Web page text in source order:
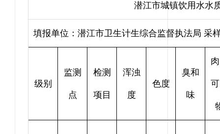
潜江市城镇饮用水水
填报单位：潜江市卫生计生综合监督执法局 采
级别
监测
点
检测
项目
浑浊
度
色度
臭和
味